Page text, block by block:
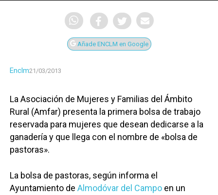
Añade ENCLM en Google
Enclm21/03/2013
La Asociación de Mujeres y Familias del Ámbito
Rural (Amfar) presenta la primera bolsa de trabajo
reservada para mujeres que desean dedicarse a la
ganadería y que llega con el nombre de «bolsa de
pastoras».
La bolsa de pastoras, según informa el
Ayuntamiento de Almodóvar del Campo en un